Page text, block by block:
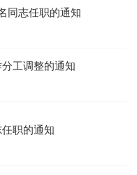
同志任职的通知
工调整的通知
职的通知